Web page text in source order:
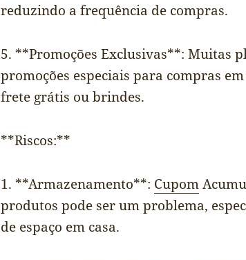
reduzindo a frequência de compras.
5. **Promoções Exclusivas**: Muitas
promoções especiais para compras
frete grátis ou brindes.
**Riscos:**
1. **Armazenamento**: Cupom
produtos pode ser um problema,
de espaço em casa.